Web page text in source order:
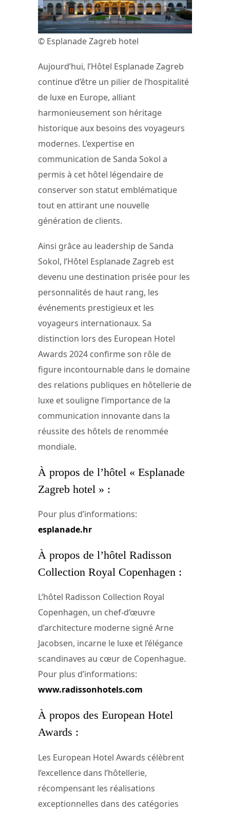
© Esplanade Zagreb hotel
Aujourd’hui, l’Hôtel Esplanade Zagreb
continue d’être un pilier de l’hospitalité
de luxe en Europe, alliant
harmonieusement son héritage
historique aux besoins des voyageurs
modernes. L’expertise en
communication de Sanda Sokol a
permis à cet hôtel légendaire de
conserver son statut emblématique
tout en attirant une nouvelle
génération de clients.
Ainsi grâce au leadership de Sanda
Sokol, l’Hôtel Esplanade Zagreb est
devenu une destination prisée pour les
personnalités de haut rang, les
événements prestigieux et les
voyageurs internationaux. Sa
distinction lors des European Hotel
Awards 2024 confirme son rôle de
figure incontournable dans le domaine
des relations publiques en hôtellerie de
luxe et souligne l’importance de la
communication innovante dans la
réussite des hôtels de renommée
mondiale.
À propos de l’hôtel « Esplanade
Zagreb hotel » :
Pour plus d’informations:
esplanade.hr
À propos de l’hôtel Radisson
Collection Royal Copenhagen :
L’hôtel Radisson Collection Royal
Copenhagen, un chef-d’œuvre
d’architecture moderne signé Arne
Jacobsen, incarne le luxe et l’élégance
scandinaves au cœur de Copenhague.
Pour plus d’informations:
www.radissonhotels.com
À propos des European Hotel
Awards :
Les European Hotel Awards célèbrent
l’excellence dans l’hôtellerie,
récompensant les réalisations
exceptionnelles dans des catégories